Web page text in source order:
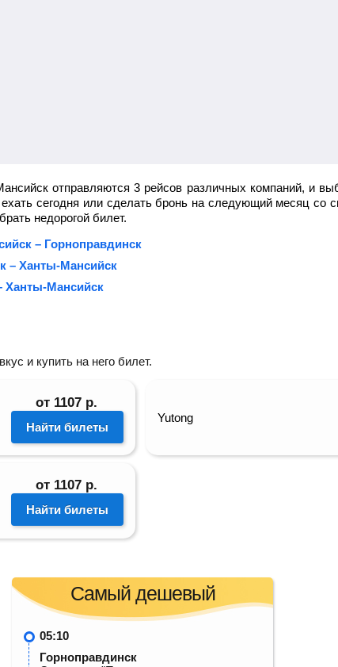
отправляются 3 рейсов различных компаний, и
сегодня или сделать бронь на следующий месяц со
недорогой билет.
– Горноправдинск
– Ханты-Мансийск
Ханты-Мансийск
и купить на него билет.
от 1107 р.
Найти билеты
Yutong
от 1107 р.
Найти билеты
Самый дешевый
05:10
Горноправдинск